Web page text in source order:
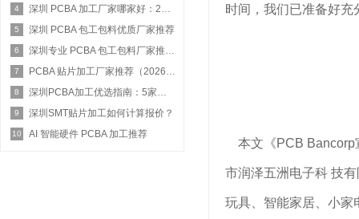
时间，我们已准备好充
本文《PCB Bancorp
市润泽五洲电子科 技
玩具、智能家居、小家
4 深圳 PCBA 加工厂家哪家好：2026 权威选型指南
5 深圳 PCBA 包工包料优质厂家推荐
6 深圳专业 PCBA 包工包料厂家推荐：2026 年权威选型指南
7 PCBA 贴片加工厂家推荐（2026 权威指南）
8 深圳PCBA加工优选指南：5家具备IATF 16949资质的源头工厂深度盘点
9 深圳SMT贴片加工如何计算报价？
10 AI 智能硬件 PCBA 加工推荐